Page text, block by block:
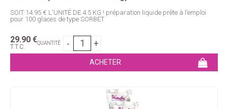
SOIT 14.95 € L'UNITÉ DE 4.5 KG ! préparation liquide prête à l’emploi
pour 100 glaces de type SORBET
29.90 €
T.T.C. QUANTITÉ